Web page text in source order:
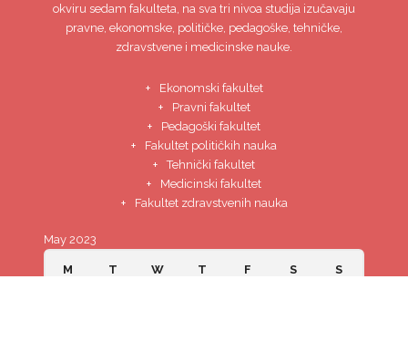
okviru sedam fakulteta, na sva tri nivoa studija izučavaju
pravne, ekonomske, političke, pedagoške, tehničke,
zdravstvene i medicinske nauke.
Ekonomski fakultet
Pravni fakultet
Pedagoški fakultet
Fakultet političkih nauka
Tehnički fakultet
Medicinski fakultet
Fakultet zdravstvenih nauka
May 2023
M T W T F S S